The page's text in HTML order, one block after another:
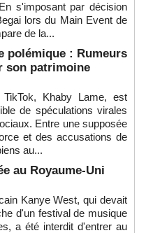
s'imposant par décision
lors du Main Event de
de la...
polémique : Rumeurs
son patrimoine
Khaby Lame, est
de spéculations virales
Entre une supposée
et des accusations de
au...
au Royaume-Uni
Kanye West, qui devait
d'un festival de musique
a été interdit d'entrer au